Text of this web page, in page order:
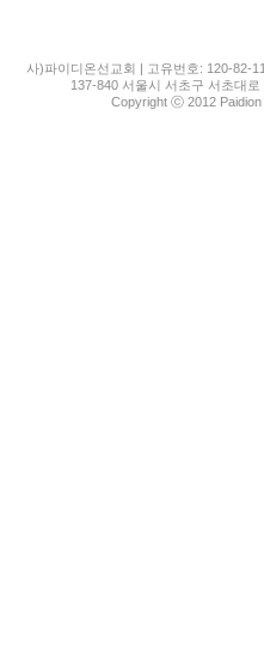
사)파이디온선교회 | 고유번호: 120-82-
137-840 서울시 서초구 서초대
Copyright ⓒ 2012